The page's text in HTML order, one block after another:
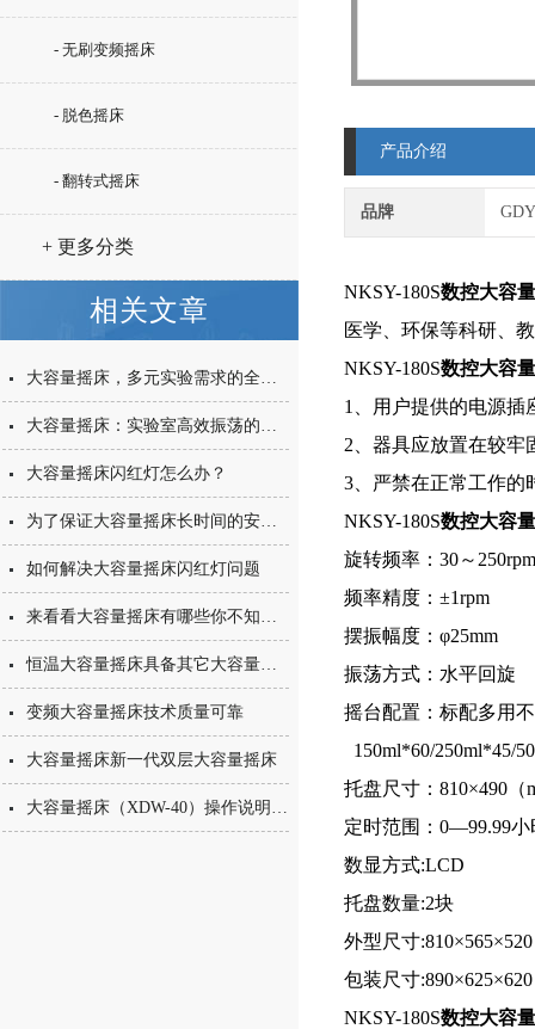
- 无刷变频摇床
- 脱色摇床
- 翻转式摇床
+ 更多分类
相关文章
大容量摇床，多元实验需求的全方位满足与日常维护指南
大容量摇床：实验室高效振荡的得力助手
大容量摇床闪红灯怎么办？
为了保证大容量摇床长时间的安全使用，适当的维护工作可少不了
如何解决大容量摇床闪红灯问题
来看看大容量摇床有哪些你不知道的小细节
恒温大容量摇床具备其它大容量摇床所没有的特点
变频大容量摇床技术质量可靠
大容量摇床新一代双层大容量摇床
大容量摇床（XDW-40）操作说明全解析：从安装到运行的标准化流程
产品介绍
品牌
NKSY-180S数控大容
医学、环保等科研、
NKSY-180S数控大容
1、用户提供的电源插
2、器具应放置在较牢
3、严禁在正常工作的
NKSY-180S数控大容
旋转频率：30～
频率精度：±1rpm
摆振幅度：φ25mm
振荡方式：水平回旋
摇台配置：标配多
150ml*60/250ml*45/
托盘尺寸：810×490（
定时范围：0—99.99小
数显方式:LCD
托盘数量:2块
外型尺寸
包装尺寸
NKSY-180S数控大容